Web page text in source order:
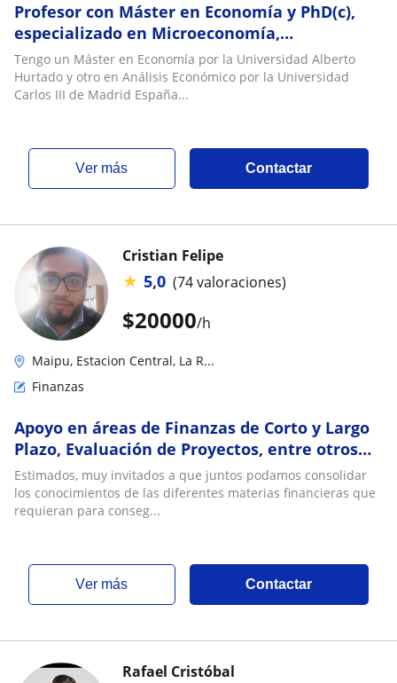
Profesor con Máster en Economía y PhD(c),
especializado en Microeconomía,
Macroeconomía y Econometría
Tengo un Máster en Economía por la Universidad Alberto
Hurtado y otro en Análisis Económico por la Universidad
Carlos III de Madrid España...
ver más Contactar
$20000/h
Cristian Felipe
★ 5,0 (74 valoraciones)
Maipu, Estacion Central, La R...
Finanzas
Apoyo en áreas de Finanzas de Corto y Largo
Plazo, Evaluación de Proyectos, entre otros
temas Financieros
Estimados, muy invitados a que juntos podamos consolidar
los conocimientos de las diferentes materias financieras que
requieran para conseg...
ver más Contactar
Rafael Cristóbal